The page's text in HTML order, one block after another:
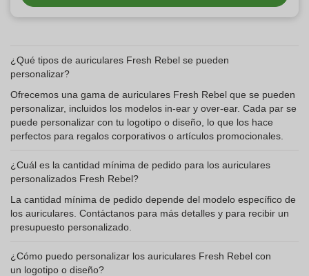
¿Qué tipos de auriculares Fresh Rebel se pueden
personalizar?
Ofrecemos una gama de auriculares Fresh Rebel que se pueden
personalizar, incluidos los modelos in-ear y over-ear. Cada par se
puede personalizar con tu logotipo o diseño, lo que los hace
perfectos para regalos corporativos o artículos promocionales.
¿Cuál es la cantidad mínima de pedido para los auriculares
personalizados Fresh Rebel?
La cantidad mínima de pedido depende del modelo específico de
los auriculares. Contáctanos para más detalles y para recibir un
presupuesto personalizado.
¿Cómo puedo personalizar los auriculares Fresh Rebel con
un logotipo o diseño?